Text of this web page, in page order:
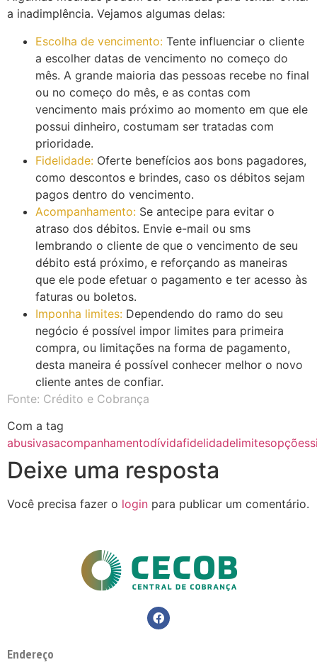
a inadimplência. Vejamos algumas delas:
Escolha de vencimento: Tente influenciar o cliente
a escolher datas de vencimento no começo do
mês. A grande maioria das pessoas recebe no final
ou no começo do mês, e as contas com
vencimento mais próximo ao momento em que ele
possui dinheiro, costumam ser tratadas com
prioridade.
Fidelidade: Oferte benefícios aos bons pagadores,
como descontos e brindes, caso os débitos sejam
pagos dentro do vencimento.
Acompanhamento: Se antecipe para evitar o
atraso dos débitos. Envie e-mail ou sms
lembrando o cliente de que o vencimento de seu
débito está próximo, e reforçando as maneiras
que ele pode efetuar o pagamento e ter acesso às
faturas ou boletos.
Imponha limites: Dependendo do ramo do seu
negócio é possível impor limites para primeira
compra, ou limitações na forma de pagamento,
desta maneira é possível conhecer melhor o novo
cliente antes de confiar.
Fonte: Crédito e Cobrança
Com a tag
abusivasacompanhamentodívidafidelidadelimitesopções
Deixe uma resposta
Você precisa fazer o login para publicar um comentário.
Endereço